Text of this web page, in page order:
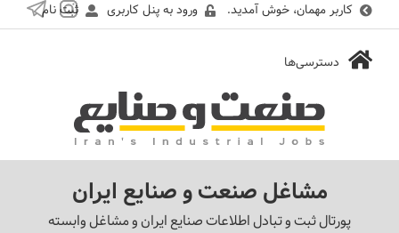
کاربر مهمان، خوش آمدید. ورود به پنل کاربری ثبت نام
مشاغل صنعت و صنایع ایران
پورتال ثبت و تبادل اطلاعات صنایع ایران و مشاغل وابسته